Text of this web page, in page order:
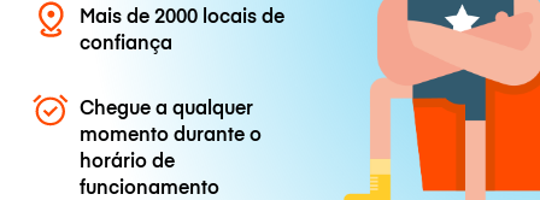
Mais de 2000 locais de
confiança
Chegue a qualquer
momento durante o
horário de
funcionamento